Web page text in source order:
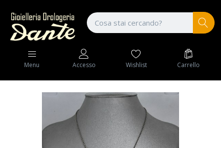
Menu Accesso Wishlist Carrello